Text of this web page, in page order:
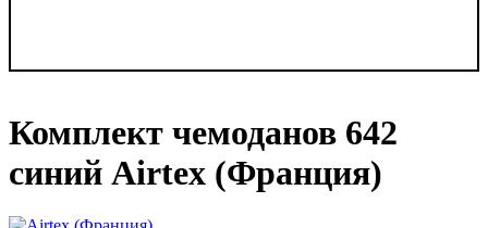
Комплект чемоданов 642
синий Airtex (Франция)